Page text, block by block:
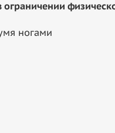
ногами